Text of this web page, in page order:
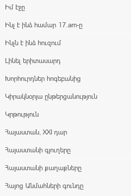
Իմ էջը
Ինչ է ինձ համար 17.am-ը
Ինչն է ինձ հուզում
Լինել երիտասարդ
Խորհուրդներ հոգեբանից
Կիրակնօրյա ընթերցանություն
Կրթություն
Հայաստան, XXI դար
Հայաստանի գյուղերը
Հայաստանի քաղաքները
Հայոց Անմահների գունդը